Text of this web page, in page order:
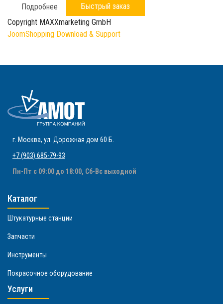
Подробнее
Быстрый заказ
Copyright MAXXmarketing GmbH
JoomShopping Download & Support
г. Москва, ул. Дорожная дом 60 Б
+7 (903) 685-79-93
Пн-Пт с 09:00 до 18:00, Сб-Вс выходной
Каталог
Штукатурные станции
Запчасти
Инструменты
Покрасочное оборудование
Услуги